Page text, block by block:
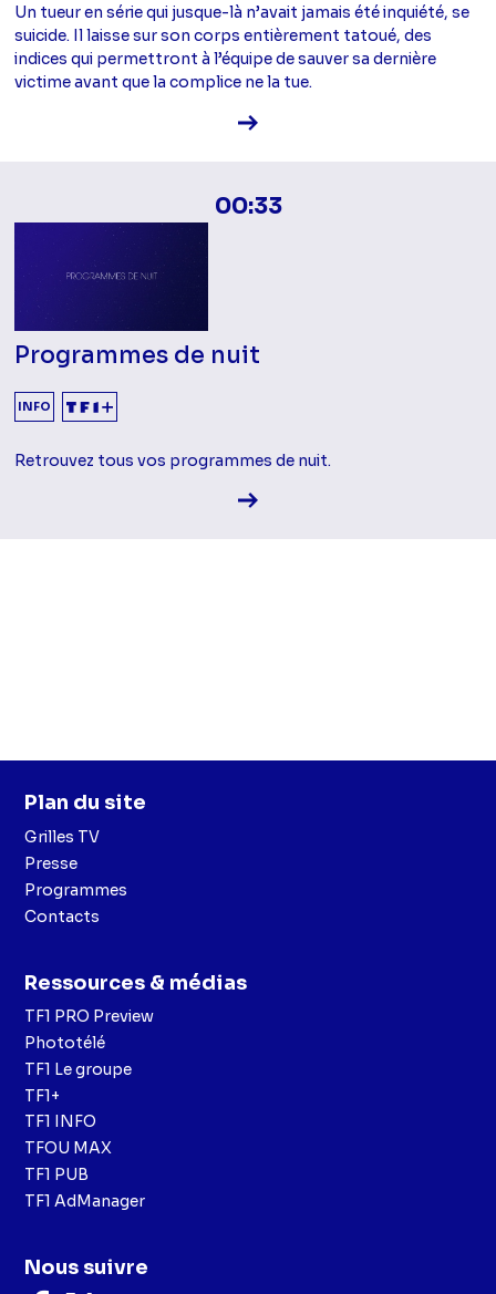
Un tueur en série qui jusque-là n’avait jamais été inquiété, se
suicide. Il laisse sur son corps entièrement tatoué, des
indices qui permettront à l’équipe de sauver sa dernière
victime avant que la complice ne la tue.
Voir la fiche diffusion
00:33
Programmes de nuit
INFO
Retrouvez tous vos programmes de nuit.
Voir la fiche diffusion
Plan du site
Grilles TV
Presse
Programmes
Contacts
Ressources & médias
TF1 PRO Preview
Phototélé
TF1 Le groupe
TF1+
TF1 INFO
TFOU MAX
TF1 PUB
TF1 AdManager
Nous suivre